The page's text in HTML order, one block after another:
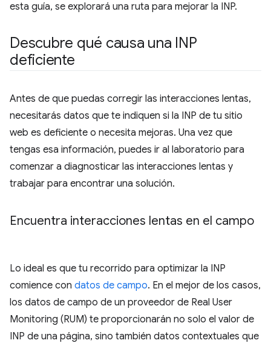
esta guía, se explorará una ruta para mejorar la INP.
Descubre qué causa una INP
deficiente
Antes de que puedas corregir las interacciones lentas,
necesitarás datos que te indiquen si la INP de tu sitio
web es deficiente o necesita mejoras. Una vez que
tengas esa información, puedes ir al laboratorio para
comenzar a diagnosticar las interacciones lentas y
trabajar para encontrar una solución.
Encuentra interacciones lentas en el campo
Lo ideal es que tu recorrido para optimizar la INP
comience con datos de campo. En el mejor de los casos,
los datos de campo de un proveedor de Real User
Monitoring (RUM) te proporcionarán no solo el valor de
INP de una página, sino también datos contextuales que